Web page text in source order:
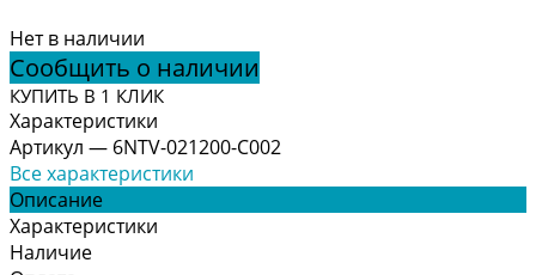
Нет в наличии
Сообщить о наличии
КУПИТЬ В 1 КЛИК
Характеристики
Артикул — 6NTV-021200-C002
Все характеристики
Описание
Характеристики
Наличие